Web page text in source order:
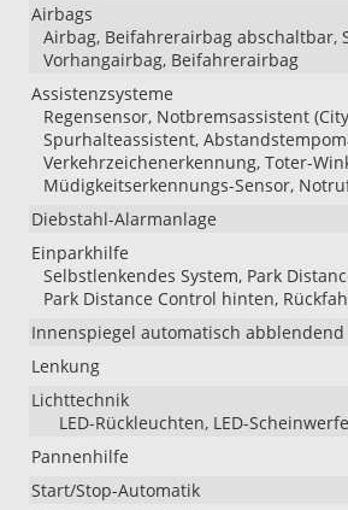
Airbags
Airbag, Beifahrerairbag abschaltbar,
Vorhangairbag, Beifahrerairbag
Assistenzsysteme
Regensensor, Notbremsassistent
Spurhalteassistent,
Verkehrzeichenerkennung, Toter-
Müdigkeitserkennungs-Sensor,
Diebstahl-Alarmanlage
Einparkhilfe
Selbstlenkendes System, Park
Park Distance Control hinten,
Innenspiegel automatisch abblendend
Lenkung
Lichttechnik
LED-Rückleuchten, LED-
Pannenhilfe
Start/Stop-Automatik